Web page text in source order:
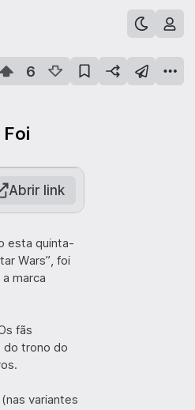
6
Foi
Abrir link
esta quinta-
Wars”, foi
marca
fãs
do trono do
variantes